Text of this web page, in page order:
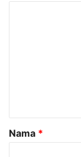
a
r
Nama *